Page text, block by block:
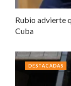
Rubio advierte
Cuba
DESTACADAS